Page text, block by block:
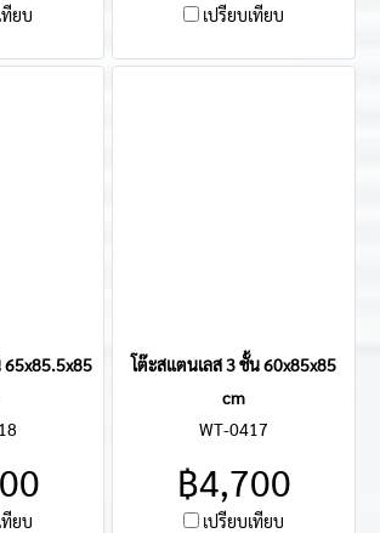
ทียบ เปรียบเทียบ
65x85.5x85
ทียบ
โต๊ะสแตนเลส 3 ชั้น 60x85x85
cm
WT-0417
฿4,700
เปรียบเทียบ